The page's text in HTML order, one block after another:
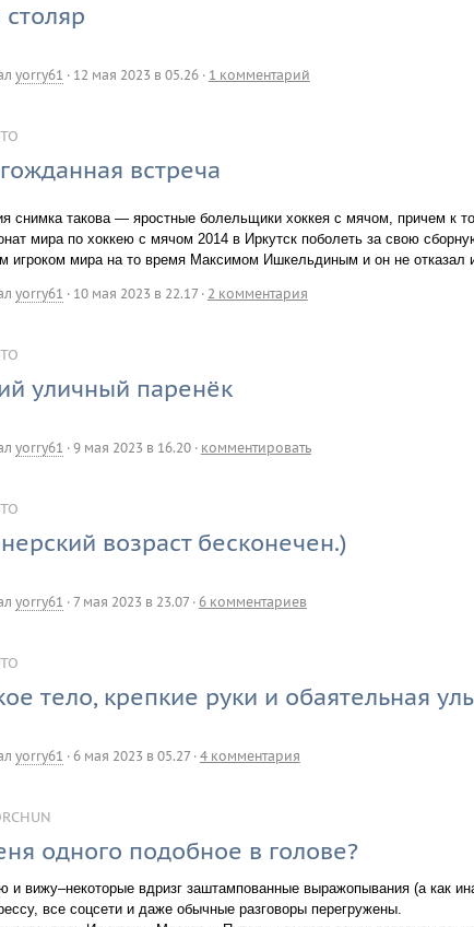
yorry61 · 12 мая 2023 в 05.26· 1 комментарий
встреча
снимка такова — яростные болельщики хоккея с мячом, причем к
мира по хоккею с мячом 2014 в Иркутск поболеть за свою
игроком мира на то время Максимом Ишкельдиным и он не отказал
yorry61 · 10 мая 2023 в 22.17· 2 комментария
уличный паренёк
yorry61 · 9 мая 2023 в 16.20· комментировать
возраст бесконечен.)
yorry61 · 7 мая 2023 в 23.07· 6 комментариев
тело, крепкие руки и обаятельная
yorry61 · 6 мая 2023 в 05.27· 4 комментария
одного подобное в голове?
и вижу–некоторые вдризг заштампованные выражопывания (а как
все соцсети и даже обычные разговоры перегружены.